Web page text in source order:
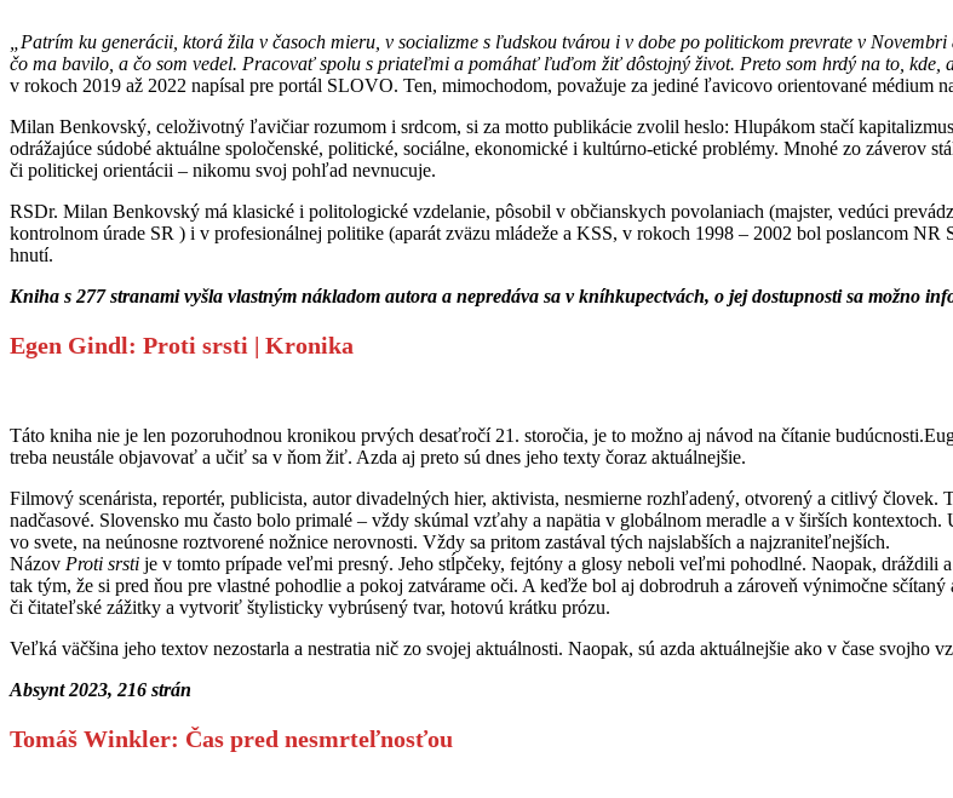
„Patrím ku generácii, ktorá žila v časoch mieru, v socializme s ľudskou tvárou i v dobe po politickom prevrate v
čo ma bavilo, a čo som vedel. Pracovať spolu s priateľmi a pomáhať ľuďom žiť dôstojný život. Preto som hrdý na to, kde,
v rokoch 2019 až 2022 napísal pre portál SLOVO. Ten, mimochodom, považuje za jediné ľavicovo orientované médium
Milan Benkovský, celoživotný ľavičiar rozumom i srdcom, si za motto publikácie zvolil heslo: Hlupákom stačí
odrážajúce súdobé aktuálne spoločenské, politické, sociálne, ekonomické i kultúrno-etické problémy. Mnohé zo záverov
či politickej orientácii – nikomu svoj pohľad nevnucuje.
RSDr. Milan Benkovský má klasické i politologické vzdelanie, pôsobil v občianskych povolaniach (majster, vedúci
kontrolnom úrade SR ) i v profesionálnej politike (aparát zväzu mládeže a KSS, v rokoch 1998 – 2002 bol poslancom
hnutí.
Kniha s 277 stranami vyšla vlastným nákladom autora a nepredáva sa v kníhkupectvách, o jej dostupnosti sa možno
Egen Gindl: Proti srsti | Kronika
Táto kniha nie je len pozoruhodnou kronikou prvých desaťročí 21. storočia, je to možno aj návod na čítanie
treba neustále objavovať a učiť sa v ňom žiť. Azda aj preto sú dnes jeho texty čoraz aktuálnejšie.
Filmový scenárista, reportér, publicista, autor divadelných hier, aktivista, nesmierne rozhľadený, otvorený a citlivý
nadčasové. Slovensko mu často bolo primalé – vždy skúmal vzťahy a napätia v globálnom meradle a v širších
vo svete, na neúnosne roztvorené nožnice nerovnosti. Vždy sa pritom zastával tých najslabších a najzraniteľnejších.
Názov Proti srsti je v tomto prípade veľmi presný. Jeho stĺpčeky, fejtóny a glosy neboli veľmi pohodlné. Naopak,
tak tým, že si pred ňou pre vlastné pohodlie a pokoj zatvárame oči. A keďže bol aj dobrodruh a zároveň výnimočne
či čitateľské zážitky a vytvoriť štylisticky vybrúsený tvar, hotovú krátku prózu.
Veľká väčšina jeho textov nezostarla a nestratia nič zo svojej aktuálnosti. Naopak, sú azda aktuálnejšie ako v čase svojho
Absynt 2023, 216 strán
Tomáš Winkler: Čas pred nesmrteľnosťou